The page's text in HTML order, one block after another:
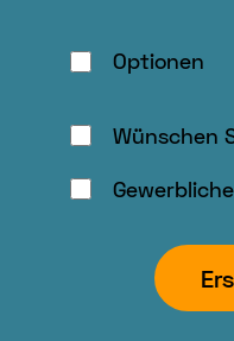
hier
auszuwählen.
Optionen
Wünschen